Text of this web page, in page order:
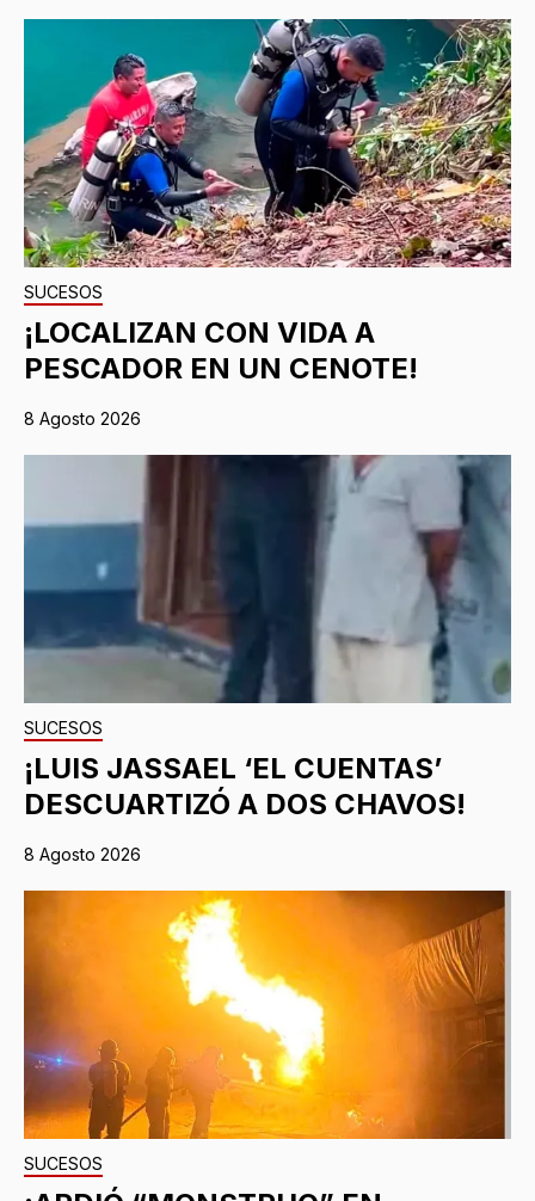
SUCESOS
¡LOCALIZAN CON VIDA A
PESCADOR EN UN CENOTE!
8 Agosto 2026
SUCESOS
¡LUIS JASSAEL ‘EL CUENTAS’
DESCUARTIZÓ A DOS CHAVOS!
8 Agosto 2026
SUCESOS